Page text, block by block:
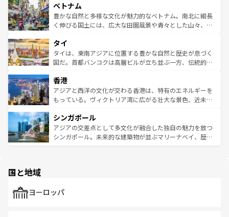
参照してほしい。
容にもいいと評判のスイーツなど、バラエティ豊かな料理
が味わえる。 なお、新着の台湾情報は コンテンツ一覧を参
照してほしい。
き、地方に足を延ばせば四季折々の自然美を楽しむことが
できる。そして、キムチや焼肉、絶品のストリートフード
まで、さまざまな韓国料理が待っている。夜には、韓国な
リティに包まれながら、韓国の多彩な魅力を心ゆくまで味
わってみてほしい。 なお、新着の韓国情報はコンテンツ一
覧を参照してほしい。
ベトナム
豊かな自然と多様な文化が魅力的なベトナム。南北に細長
く伸びる国土には、広大な田園風景や青々とした山々、世
急速な発展と共に伝統が息づく。ハノイの古い町並みやホ
ーチミン市のフランス統治時代の建物も、独特の雰囲気を
醸し出している。また、バラエティの豊かさとおいしさで
とつ。フォーやバインミー、ベトナムコーヒーなどは、ぜ
ひ現地で味わいたい。どの地域を訪れてもあたたかい人々
が旅行者を迎えてくれるので、きっと忘れられない旅にな
参照してほしい。
タイ
タイは、東南アジアに位置する豊かな自然と歴史が息づく
国だ。首都バンコクは高層ビルが立ち並ぶ一方、伝統的な
の活気が交差している。北部ではチェンマイなどの山岳地
帯で自然と触れ合い、南部ではプーケットやクラビの美し
いビーチでリゾート気分を楽しむことができる。タイ料理
激する。気候は一年中温暖で、どの季節にも異なる楽しみ
が待っている。親しみやすいタイの人々、仏教を中心とし
た文化、そして多様な観光資源が、訪れる旅人を魅了し続
香港
アジアと西洋の文化が交わる香港は、特有のエネルギーを
もっている。ヴィクトリア湾に広がる壮大な景色、近未来
み、どこを訪れても感動するはず。観光スポットが密集し
ており、効率よく見どころを回れるのも魅力。息をのむよ
うな絶景から文化的な体験まで、香港を存分に楽しみ尽く
シンガポール
アジアの交差点として多文化が融合した独自の魅力を放つ
シンガポール。未来的な建築物が並ぶマリーナベイ、歴史
で、ホーカーズは地元の風情を楽しめる外せないスポット
国と地域
ヨーロッパ